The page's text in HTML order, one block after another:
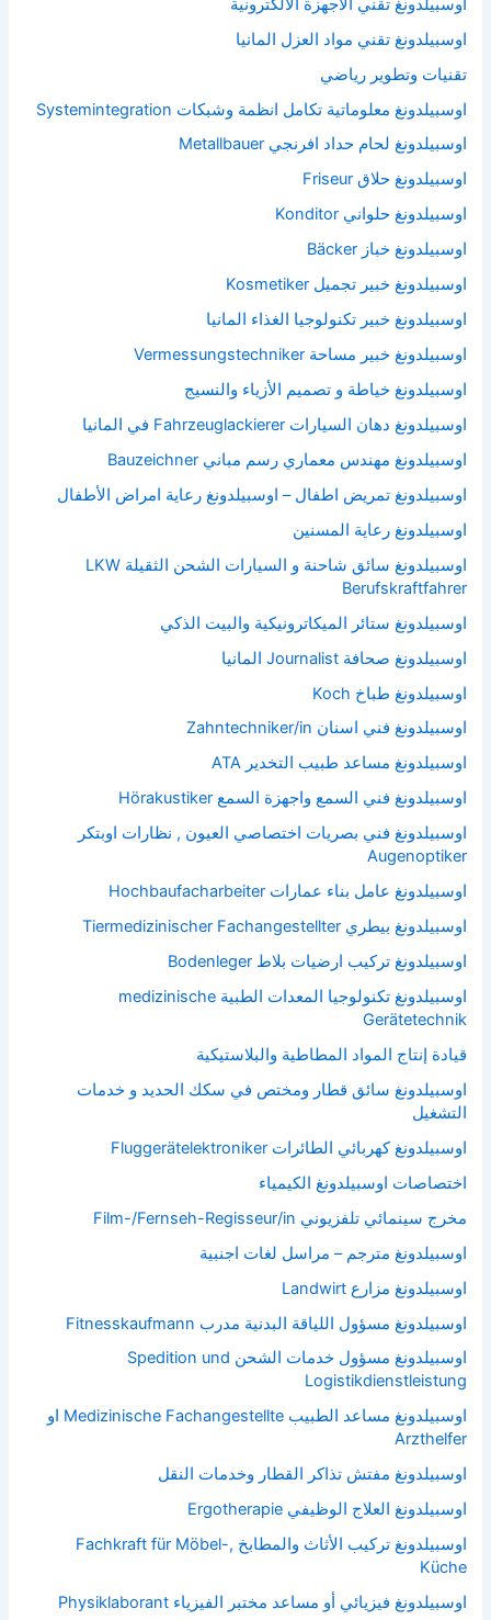
اوسبيلدونغ تقني الاجهزة الالكترونية
اوسبيلدونغ تقني مواد العزل المانيا
تقنيات وتطوير رياضي
اوسبيلدونغ معلوماتية تكامل انظمة وشبكات Systemintegration
اوسبيلدونغ لحام حداد افرنجي Metallbauer
اوسبيلدونغ حلاق Friseur
اوسبيلدونغ حلواني Konditor
اوسبيلدونغ خباز Bäcker
اوسبيلدونغ خبير تجميل Kosmetiker
اوسبيلدونغ خبير تكنولوجيا الغذاء المانيا
اوسبيلدونغ خبير مساحة Vermessungstechniker
اوسبيلدونغ خياطة و تصميم الأزياء والنسيج
اوسبيلدونغ دهان السيارات Fahrzeuglackierer في المانيا
اوسبيلدونغ مهندس معماري رسم مباني Bauzeichner
اوسبيلدونغ تمريض اطفال – اوسبيلدونغ رعاية امراض الأطفال
اوسبيلدونغ رعاية المسنين
اوسبيلدونغ سائق شاحنة و السيارات الشحن الثقيلة LKW
Berufskraftfahrer
اوسبيلدونغ ستائر الميكاترونيكية والبيت الذكي
اوسبيلدونغ صحافة Journalist المانيا
اوسبيلدونغ طباخ Koch
اوسبيلدونغ فني اسنان Zahntechniker/in
اوسبيلدونغ مساعد طبيب التخدير ATA
اوسبيلدونغ فني السمع واجهزة السمع Hörakustiker
اوسبيلدونغ فني بصريات اختصاصي العيون , نظارات اوبتكر
Augenoptiker
اوسبيلدونغ عامل بناء عمارات Hochbaufacharbeiter
اوسبيلدونغ بيطري Tiermedizinischer Fachangestellter
اوسبيلدونغ تركيب ارضيات بلاط Bodenleger
اوسبيلدونغ تكنولوجيا المعدات الطبية medizinische
Gerätetechnik
قيادة إنتاج المواد المطاطية والبلاستيكية
اوسبيلدونغ سائق قطار ومختص في سكك الحديد و خدمات
التشغيل
اوسبيلدونغ كهربائي الطائرات Fluggerätelektroniker
اختصاصات اوسبيلدونغ الكيمياء
مخرج سينمائي تلفزيوني Film-/Fernseh-Regisseur/in
اوسبيلدونغ مترجم – مراسل لغات اجنبية
اوسبيلدونغ مزارع Landwirt
اوسبيلدونغ مسؤول اللياقة البدنية مدرب Fitnesskaufmann
اوسبيلدونغ مسؤول خدمات الشحن Spedition und
Logistikdienstleistung
اوسبيلدونغ مساعد الطبيب Medizinische Fachangestellte او
Arzthelfer
اوسبيلدونغ مفتش تذاكر القطار وخدمات النقل
اوسبيلدونغ العلاج الوظيفي Ergotherapie
اوسبيلدونغ تركيب الأثاث والمطابخ Fachkraft für Möbel-,
Küche
اوسبيلدونغ فيزيائي أو مساعد مختبر الفيزياء Physiklaborant